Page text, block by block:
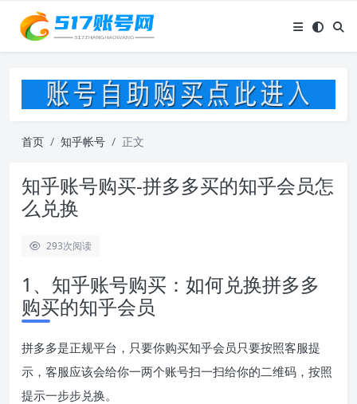
首页 知乎帐号 正文
知乎账号购买-拼多多买的知乎会员怎
么兑换
293次阅读
1、知乎账号购买：如何兑换拼多多
购买的知乎会员
拼多多是正规平台，只要你购买知乎会员只要按照客服提
示，客服应该会给你一两个账号扫一扫给你的二维码，按照
提示一步步兑换。